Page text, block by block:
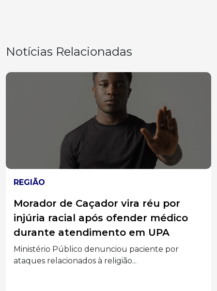
Notícias Relacionadas
REGIÃO
Morador de Caçador vira réu por
injúria racial após ofender médico
durante atendimento em UPA
Ministério Público denunciou paciente por
ataques relacionados à religião...